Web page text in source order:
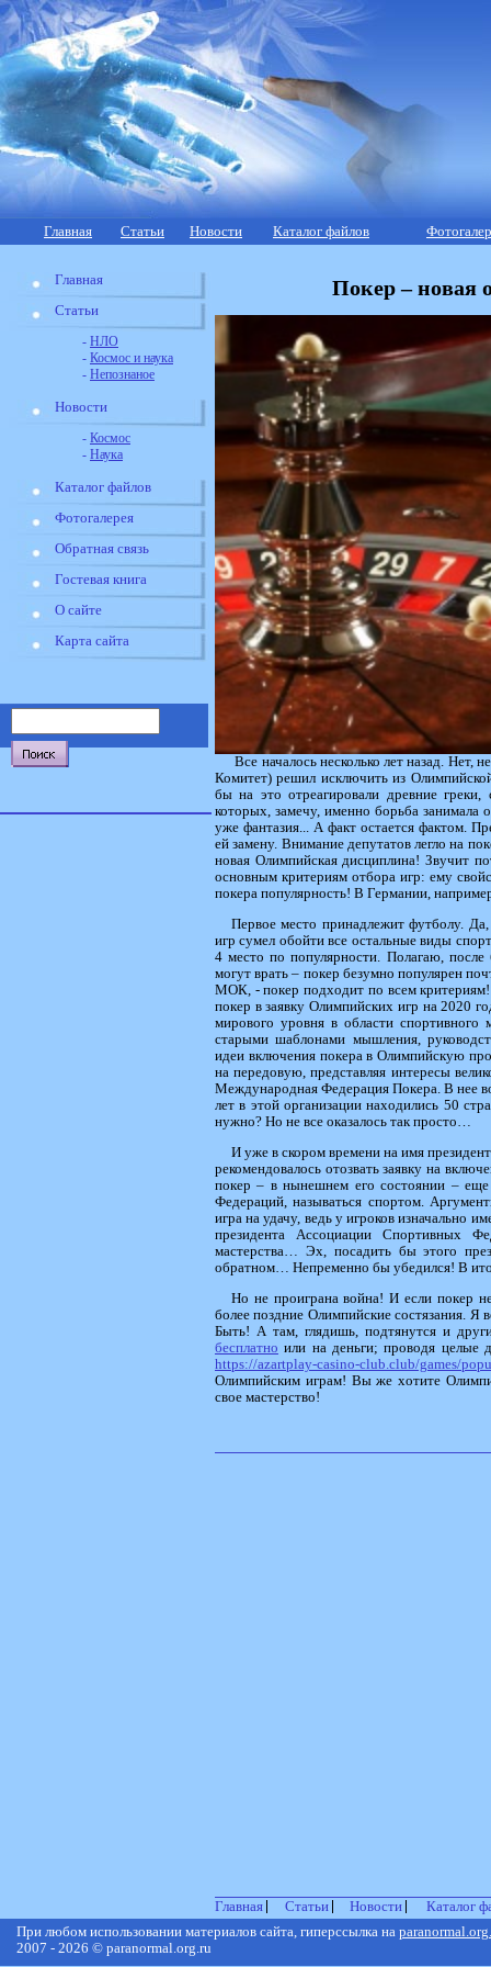
Главная Статьи Новости Каталог файлов
Главная
Статьи
- НЛО
- Космос и наука
- Непознаное
Новости
- Космос
- Наука
Каталог файлов
Фотогалерея
Обратная связь
Гостевая книга
О сайте
Карта сайта
Покер – новая
Все началось несколько лет назад.
Комитет) решил исключить из
бы на это отреагировали древние
которых, замечу, именно борьба занимала
уже фантазия... А факт остается фактом.
ей замену. Внимание депутатов легло на
новая Олимпийская дисциплина! Звучит
основным критериям отбора игр: ему
покера популярность! В Германии,
Первое место принадлежит футболу.
игр сумел обойти все остальные виды
4 место по популярности. Полагаю, после
могут врать – покер безумно популярен
МОК, - покер подходит по всем
покер в заявку Олимпийских игр на 2020
мирового уровня в области спортивного
старыми шаблонами мышления,
идеи включения покера в Олимпийскую
на передовую, представляя интересы
Международная Федерация Покера. В нее
лет в этой организации находились 50
нужно? Но не все оказалось так просто…
И уже в скором времени на имя
рекомендовалось отозвать заявку на
покер – в нынешнем его состоянии –
Федераций, называться спортом.
игра на удачу, ведь у игроков изначально
президента Ассоциации Спортивных
мастерства… Эх, посадить бы этого
обратном… Непременно бы убедился! В
Но не проиграна война! И если покер
более поздние Олимпийские состязания.
Быть! А там, глядишь, подтянутся и
бесплатно или на деньги; проводя целые
https://azartplay-casino-club.club/games/
Олимпийским играм! Вы же хотите
свое мастерство!
Главная Статьи Новости
Каталог
При любом использовании материалов сайта, гиперссылка на
2007 - 2026 © paranormal.org.ru